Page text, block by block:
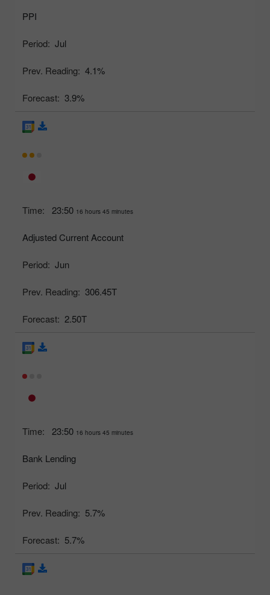
PPI
Period: Jul
Prev. Reading: 4.1%
Forecast: 3.9%
Time: 23:50 16 hours 45 minutes
Adjusted Current Account
Period: Jun
Prev. Reading: 306.45T
Forecast: 2.50T
Time: 23:50 16 hours 45 minutes
Bank Lending
Period: Jul
Prev. Reading: 5.7%
Forecast: 5.7%